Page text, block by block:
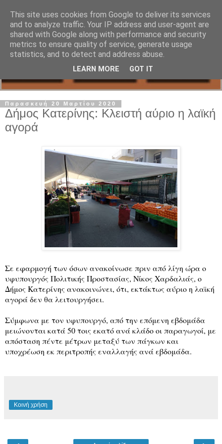
Παρασκευή 20 Μαρτίου 2020
Δήμος Κατερίνης: Κλειστή αύριο η λαϊκή
αγορά
Σε εφαρμογή των όσων ανακοίνωσε πριν από λίγη ώρα ο
υφυπουργός Πολιτικής Προστασίας, Νίκος Χαρδαλιάς, ο
Δήμος Κατερίνης ανακοινώνει, ότι, εκτάκτως αύριο η λαϊκή
αγορά δεν θα λειτουργήσει.
Σύμφωνα με τον υφυπουργό, από την επόμενη εβδομάδα
μειώνονται κατά 50 τοις εκατό ανά κλάδο οι παραγωγοί, με
απόσταση πέντε μέτρων μεταξύ των πάγκων και
υποχρέωση εκ περιτροπής εναλλαγής ανά εβδομάδα.
Κοινή χρήση
This site uses cookies from Google to deliver its services
and to analyze traffic. Your IP address and user-agent are
shared with Google along with performance and security
metrics to ensure quality of service, generate usage
statistics, and to detect and address abuse.
LEARN MORE GOT IT